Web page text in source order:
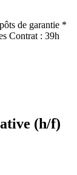
de garantie *
Contrat : 39h
(h/f)